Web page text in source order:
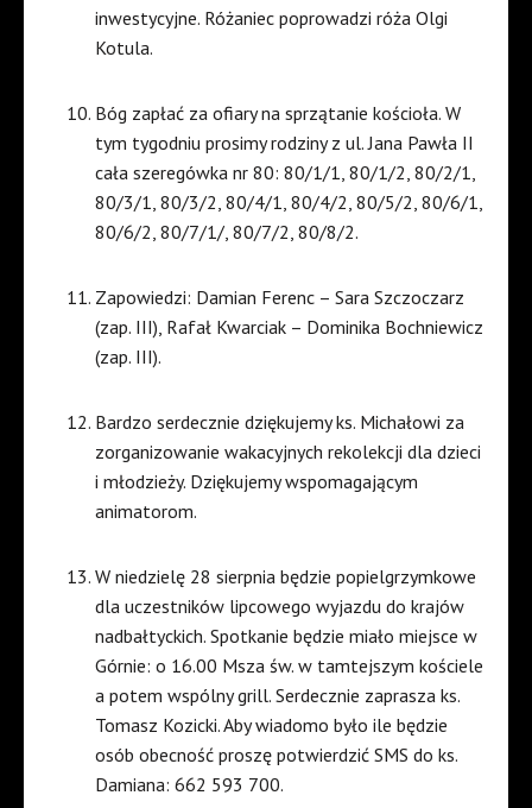
inwestycyjne. Różaniec poprowadzi róża Olgi
Kotula.
Bóg zapłać za ofiary na sprzątanie kościoła. W
tym tygodniu prosimy rodziny z ul. Jana Pawła II
cała szeregówka nr 80: 80/1/1, 80/1/2, 80/2/1,
80/3/1, 80/3/2, 80/4/1, 80/4/2, 80/5/2, 80/6/1,
80/6/2, 80/7/1/, 80/7/2, 80/8/2.
Zapowiedzi: Damian Ferenc – Sara Szczoczarz
(zap. III), Rafał Kwarciak – Dominika Bochniewicz
(zap. III).
Bardzo serdecznie dziękujemy ks. Michałowi za
zorganizowanie wakacyjnych rekolekcji dla dzieci
i młodzieży. Dziękujemy wspomagającym
animatorom.
W niedzielę 28 sierpnia będzie popielgrzymkowe
dla uczestników lipcowego wyjazdu do krajów
nadbałtyckich. Spotkanie będzie miało miejsce w
Górnie: o 16.00 Msza św. w tamtejszym kościele
a potem wspólny grill. Serdecznie zaprasza ks.
Tomasz Kozicki. Aby wiadomo było ile będzie
osób obecność proszę potwierdzić SMS do ks.
Damiana: 662 593 700.